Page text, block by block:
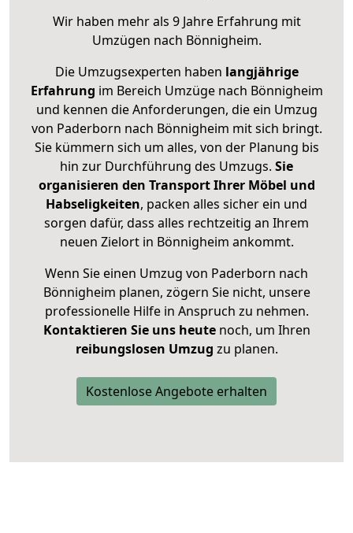
Wir haben mehr als 9 Jahre Erfahrung mit
Umzügen nach Bönnigheim.
Die Umzugsexperten haben langjährige
Erfahrung im Bereich Umzüge nach Bönnigheim
und kennen die Anforderungen, die ein Umzug
von Paderborn nach Bönnigheim mit sich bringt.
Sie kümmern sich um alles, von der Planung bis
hin zur Durchführung des Umzugs. Sie
organisieren den Transport Ihrer Möbel und
Habseligkeiten, packen alles sicher ein und
sorgen dafür, dass alles rechtzeitig an Ihrem
neuen Zielort in Bönnigheim ankommt.
Wenn Sie einen Umzug von Paderborn nach
Bönnigheim planen, zögern Sie nicht, unsere
professionelle Hilfe in Anspruch zu nehmen.
Kontaktieren Sie uns heutenoch, um Ihren
reibungslosen Umzug zu planen.
Kostenlose Angebote erhalten